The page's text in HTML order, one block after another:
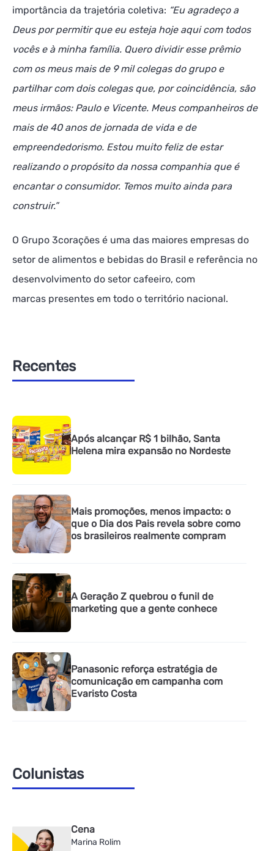
importância da trajetória coletiva: “Eu agradeço a
Deus por permitir que eu esteja hoje aqui com todos
vocês e à minha família. Quero dividir esse prêmio
com os meus mais de 9 mil colegas do grupo e
partilhar com dois colegas que, por coincidência, são
meus irmãos: Paulo e Vicente. Meus companheiros de
mais de 40 anos de jornada de vida e de
empreendedorismo. Estou muito feliz de estar
realizando o propósito da nossa companhia que é
encantar o consumidor. Temos muito ainda para
construir.”
O Grupo 3corações é uma das maiores empresas do
setor de alimentos e bebidas do Brasil e referência no
desenvolvimento do setor cafeeiro, com
marcas presentes em todo o território nacional.
Recentes
Após alcançar R$ 1 bilhão, Santa
Helena mira expansão no Nordeste
Mais promoções, menos impacto: o
que o Dia dos Pais revela sobre como
os brasileiros realmente compram
A Geração Z quebrou o funil de
marketing que a gente conhece
Panasonic reforça estratégia de
comunicação em campanha com
Evaristo Costa
Colunistas
Cena
Marina Rolim